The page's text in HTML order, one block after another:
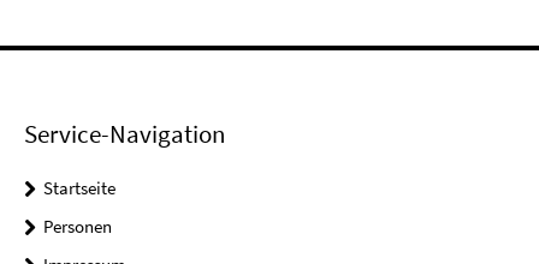
Service-Navigation
Startseite
Personen